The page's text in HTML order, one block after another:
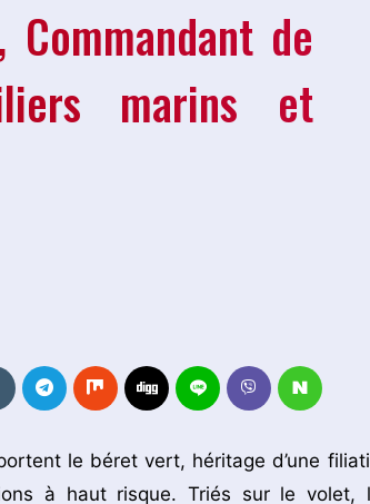
de
marins et
le béret vert, héritage d’une
à haut risque. Triés sur le volet,